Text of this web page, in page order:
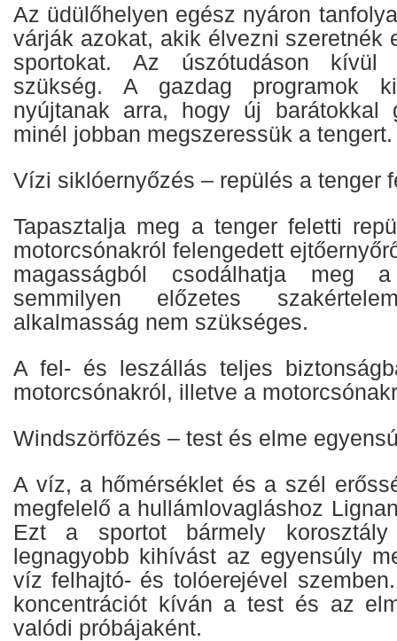
Az üdülőhelyen egész nyáron
várják azokat, akik élvezni szeretnék
sportokat. Az úszótudáson
szükség. A gazdag programok
nyújtanak arra, hogy új barátokkal
minél jobban megszeressük a tengert.
Vízi siklóernyőzés – repülés a tenger
Tapasztalja meg a tenger feletti
motorcsónakról felengedett
magasságból csodálhatja meg
semmilyen előzetes
alkalmasság nem szükséges.
A fel- és leszállás teljes
motorcsónakról, illetve a
Windszörfözés – test és elme
A víz, a hőmérséklet és a szél
megfelelő a hullámlovagláshoz
Ezt a sportot bármely korosztály
legnagyobb kihívást az egyensúly
víz felhajtó- és tolóerejével
koncentrációt kíván a test és az
valódi próbájaként.